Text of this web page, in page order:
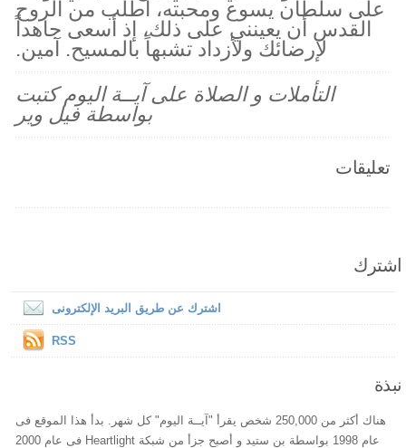
على سلطان يسوع ومحبته، أطلب من الروح
القدس أن يعينني على ذلك، إذ أسعى جاهداً
لإرضائك ولأزداد تشبهاً بالمسيح. آمين.
التأملات و الصلاة على آيــة اليوم كتبت
بواسطة فيل وير
تعليقات
اشترك
اشترك عن طريق البريد الإلكترونى
RSS
نبذة
هناك أكثر من 250,000 شخص يقرأ "آيــة اليوم" كل شهر. بدأ هذا الموقع فى
عام 1998 بواسطة بن ستيد و أصبح جزأ من شبكة Heartlight فى عام 2000